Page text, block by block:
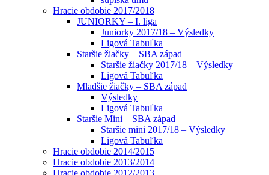
Hracie obdobie 2017/2018
JUNIORKY – I. liga
Juniorky 2017/18 – Výsledky
Ligová Tabuľka
Staršie žiačky – SBA západ
Staršie žiačky 2017/18 – Výsledky
Ligová Tabuľka
Mladšie žiačky – SBA západ
Výsledky
Ligová Tabuľka
Staršie Mini – SBA západ
Staršie mini 2017/18 – Výsledky
Ligová Tabuľka
Hracie obdobie 2014/2015
Hracie obdobie 2013/2014
Hracie obdobie 2012/2013